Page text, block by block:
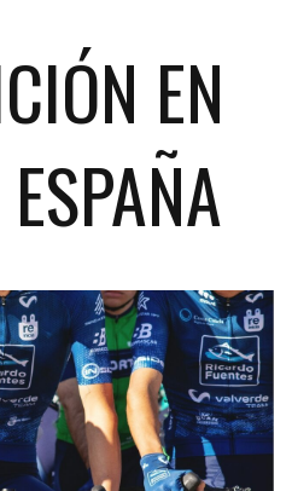
EN